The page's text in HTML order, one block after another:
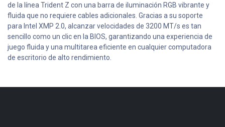
de la línea Trident Z con una barra de iluminación RGB vibrante y
fluida que no requiere cables adicionales. Gracias a su soporte
para Intel XMP 2.0, alcanzar velocidades de 3200 MT/s es tan
sencillo como un clic en la BIOS, garantizando una experiencia de
juego fluida y una multitarea eficiente en cualquier computadora
de escritorio de alto rendimiento.